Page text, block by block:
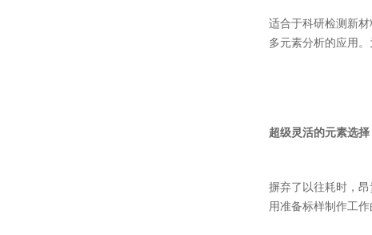
适合于科研检测新
多元素分析的应用
超级灵活的元素选择
摒弃了以往耗时，
用准备标样制作工作